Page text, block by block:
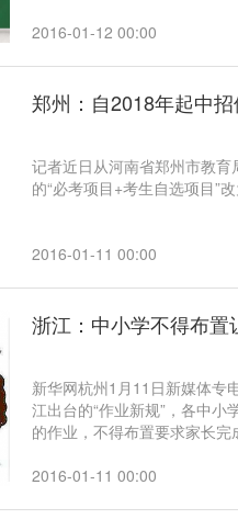
2016-01-12 00:00
郑州：自2018年起中
记者近日从河南省郑州市教
的“必考项目+考生自选项目”
2016-01-11 00:00
浙江：中小学不得布
新华网杭州1月11日新媒体专
江出台的“作业新规”，各中
的作业，不得布置要求家长
2016-01-11 00:00